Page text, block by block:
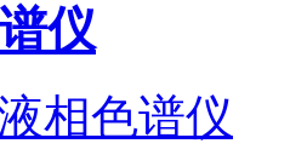
仪
相色谱仪